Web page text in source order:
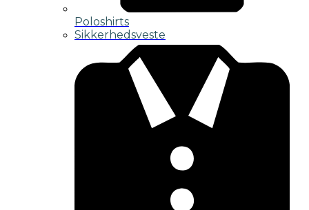
Poloshirts
Sikkerhedsveste